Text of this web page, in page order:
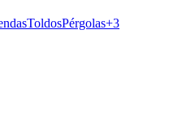
ToldosPérgolas+3